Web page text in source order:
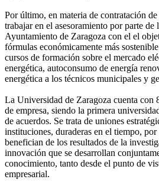
Por último, en materia de contratación
trabajar en el asesoramiento por parte
Ayuntamiento de Zaragoza con el el
fórmulas económicamente más
cursos de formación sobre el mercado
energética, autoconsumo de energía
energética a los técnicos municipales y
La Universidad de Zaragoza cuenta con
de empresa, siendo la primera
de acuerdos. Se trata de uniones
instituciones, duraderas en el tiempo, por
benefician de los resultados de la
innovación que se desarrollan
conocimiento, tanto desde el punto de
empresarial.